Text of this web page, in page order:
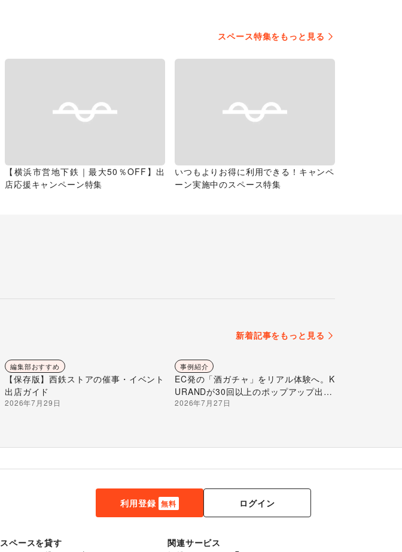
スペース特集をもっと見る
【横浜市営地下鉄｜最大50％OFF】出
店応援キャンペーン特集
いつもよりお得に利用できる！キャンペ
ーン実施中のスペース特集
新着記事をもっと見る
編集部おすすめ
【保存版】西鉄ストアの催事・イベント
出店ガイド
2026年7月29日
事例紹介
EC発の「酒ガチャ」をリアル体験へ。K
URANDが30回以上のポップアップ出店
で届ける“新しいお酒との出会い”
2026年7月27日
利用登録 無料 ログイン
スペースを貸す
関連サービス